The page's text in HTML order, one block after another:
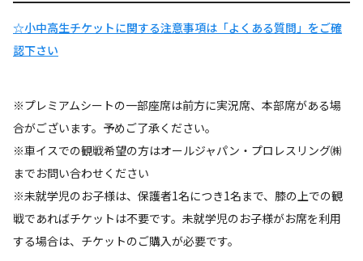
☆小中高生チケットに関する注意事項は「よくある質問」をご確
認下さい
※プレミアムシートの一部座席は前方に実況席、本部席がある場
合がございます。予めご了承ください。
※車イスでの観戦希望の方はオールジャパン・プロレスリング㈱
までお問い合わせください
※未就学児のお子様は、保護者1名につき1名まで、膝の上での観
戦であればチケットは不要です。未就学児のお子様がお席を利用
する場合は、チケットのご購入が必要です。